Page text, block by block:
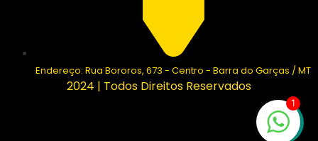
Endereço: Rua Bororos, 673 - Centro - Barra do Garças / MT
2024 | Todos Direitos Reservados
1